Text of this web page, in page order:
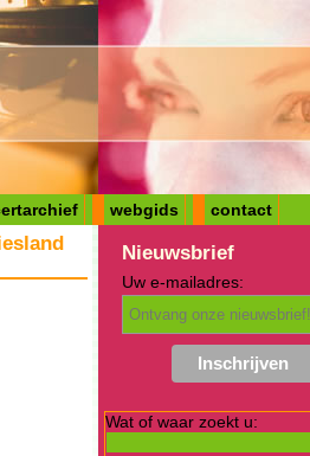
webgids contact
Nieuwsbrief
Uw e-mailadres:
Wat of waar zoekt u: